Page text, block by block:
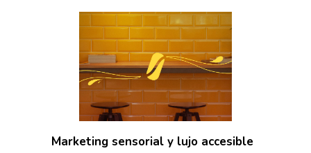
Marketing sensorial y lujo accesible